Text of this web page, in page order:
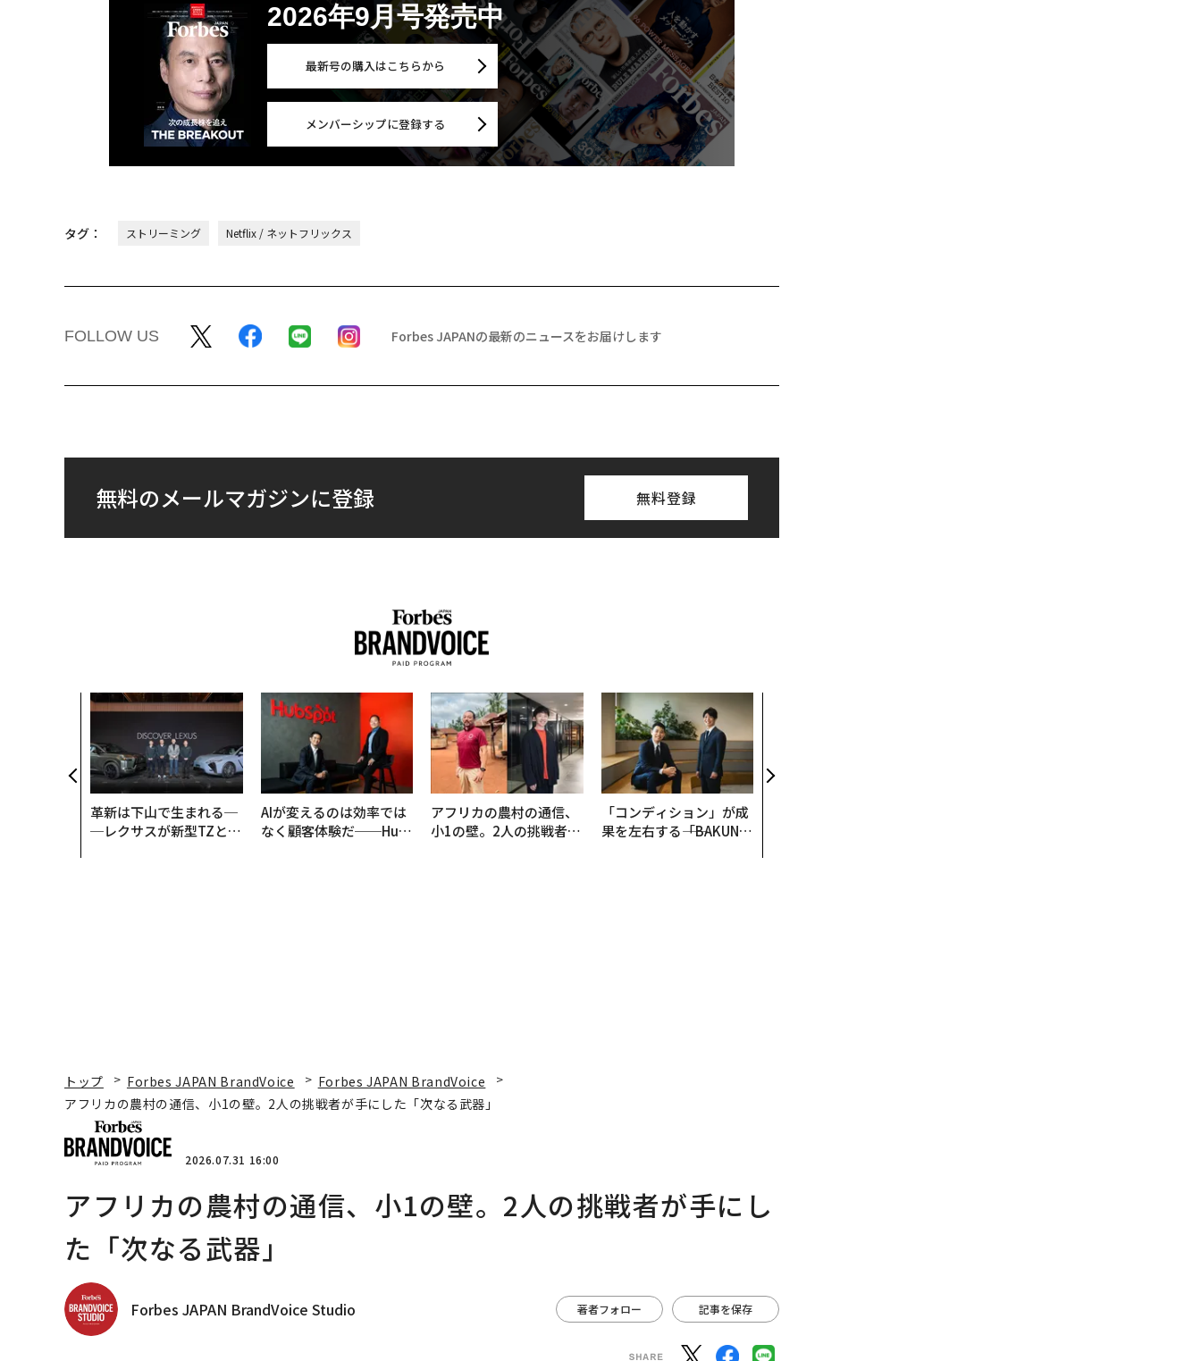
2026年9月号発売中
最新号の購入はこちらから
メンバーシップに登録する
タグ： ストリーミング Netflix / ネットフリックス
FOLLOW US Forbes JAPANの最新のニュースをお届けします
無料のメールマガジンに登録 無料登録
革新は下山で生まれる─
─レクサスが新型TZとE
AIが変えるのは効率では
なく顧客体験だ──Hub
アフリカの農村の通信、
小1の壁。2人の挑戦者が
「コンディション」が成
果を左右する――「BAKUN
を徹底する理由
トップ Forbes JAPAN BrandVoice
Forbes JAPAN BrandVoice
アフリカの農村の通信、小1の壁。2人の挑戦者が手にした「次なる武器」
2026.07.31 16:00
アフリカの農村の通信、小1の壁。2人の挑戦者が手にし
た「次なる武器」
Forbes JAPAN BrandVoice Studio 著者フォロー 記事を保存